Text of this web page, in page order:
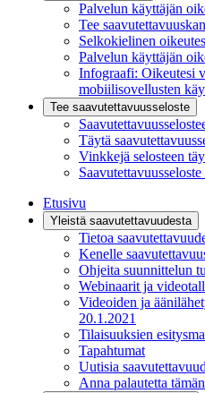
Palvelun käyttäjän
Tee
Selkokielinen
Palvelun käyttäjän
Infograafi: Oikeutesi
mobiilisovellusten
Tee saavutettavuusseloste
Täytä
Vinkkejä selosteen
Etusivu
Yleistä saavutettavuudesta
Tietoa
Kenelle
Ohjeita suunnittelun
Webinaarit ja
Videoiden ja
20.1.2021
Tilaisuuksien
Tapahtumat
Uutisia
Anna palautetta